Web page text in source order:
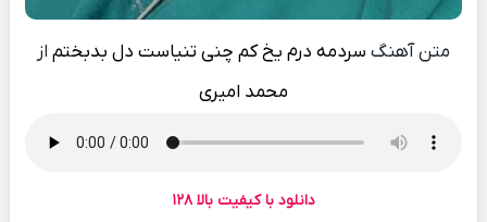
متن آهنگ سردمه درم یخ کم چنی تنیاست دل بدبختم از
محمد امیری
دانلود با کیفیت بالا ۱۲۸